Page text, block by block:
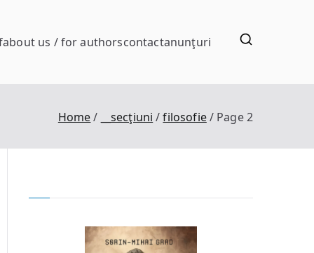
about us / for authorscontactanunţuri
Home __secţiuni filosofie Page 2